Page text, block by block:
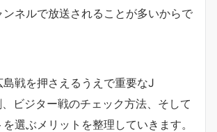
ネルで放送されることが多いからで
島戦を押さえるうえで重要なJ
ビジター戦のチェック方法、そして
選ぶメリットを整理していきます。